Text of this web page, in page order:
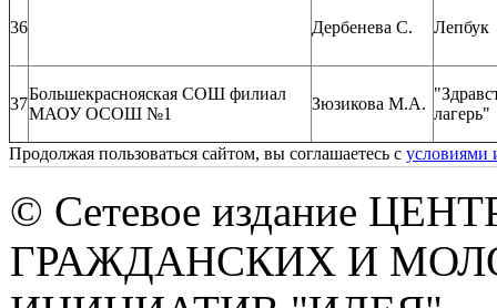
36 Дербенева С. Лепбук
37
Большекраснояская СОШ филиал
МАОУ ОСОШ №1
Зюзикова М.А.
лагерь"
Продолжая пользоваться сайтом, вы соглашаетесь с условиями
© Сетевое издание
ГРАЖДАНСКИХ И